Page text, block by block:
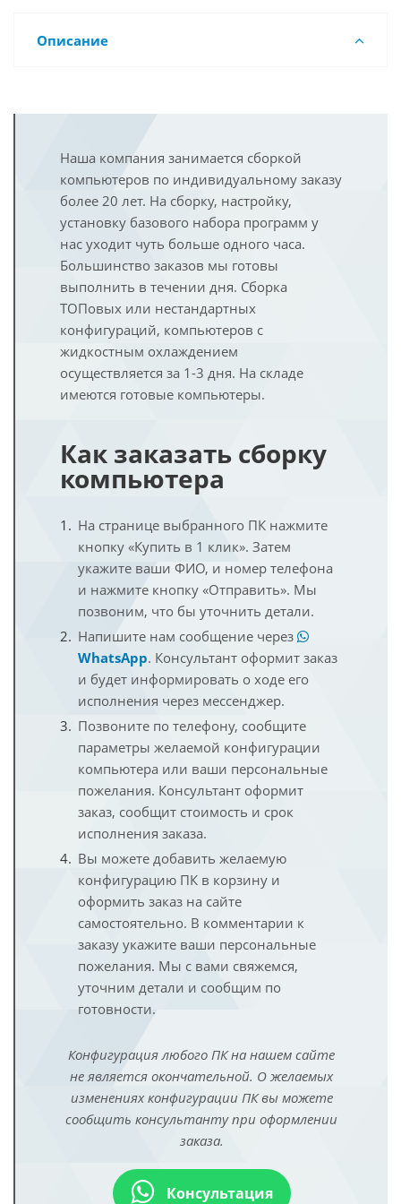
Описание
Наша компания занимается сборкой
компьютеров по индивидуальному заказу
более 20 лет. На сборку, настройку,
установку базового набора программ у
нас уходит чуть больше одного часа.
Большинство заказов мы готовы
выполнить в течении дня. Сборка
ТОПовых или нестандартных
конфигураций, компьютеров с
жидкостным охлаждением
осуществляется за 1-3 дня. На складе
имеются готовые компьютеры.
Как заказать сборку
компьютера
На странице выбранного ПК нажмите
кнопку «Купить в 1 клик». Затем
укажите ваши ФИО, и номер телефона
и нажмите кнопку «Отправить». Мы
позвоним, что бы уточнить детали.
Напишите нам сообщение через
WhatsApp. Консультант оформит заказ
и будет информировать о ходе его
исполнения через мессенджер.
Позвоните по телефону, сообщите
параметры желаемой конфигурации
компьютера или ваши персональные
пожелания. Консультант оформит
заказ, сообщит стоимость и срок
исполнения заказа.
Вы можете добавить желаемую
конфигурацию ПК в корзину и
оформить заказ на сайте
самостоятельно. В комментарии к
заказу укажите ваши персональные
пожелания. Мы с вами свяжемся,
уточним детали и сообщим по
готовности.
Конфигурация любого ПК на нашем сайте
не является окончательной. О желаемых
изменениях конфигурации ПК вы можете
сообщить консультанту при оформлении
заказа.
Консультация